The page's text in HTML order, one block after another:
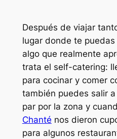
Después de viajar
lugar donde te
algo que realmente
trata el self-catering:
para cocinar y comer
también puedes salir
par por la zona y
Chanté nos dieron
para algunos